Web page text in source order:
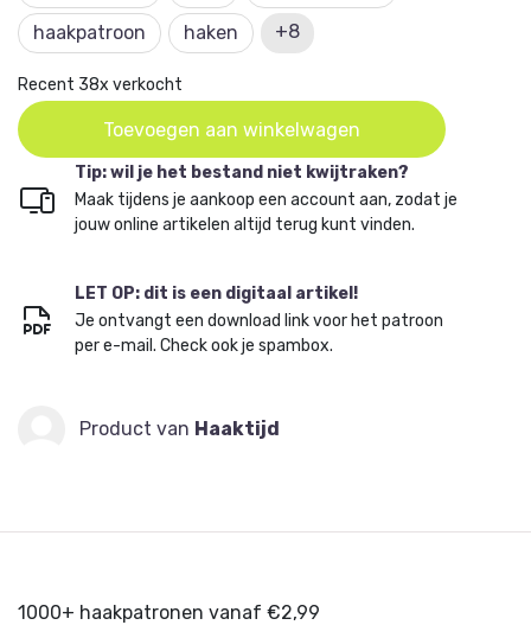
haakpatroon
haken +8
Recent 38x verkocht
Toevoegen aan winkelwagen
Tip: wil je het bestand niet kwijtraken?
Maak tijdens je aankoop een account aan, zodat je
jouw online artikelen altijd terug kunt vinden.
LET OP: dit is een digitaal artikel!
Je ontvangt een download link voor het patroon
per e-mail. Check ook je spambox.
Product van Haaktijd
1000+ haakpatronen vanaf €2,99